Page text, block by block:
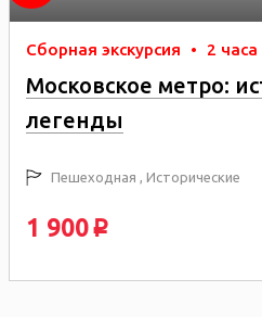
Сборная экскурсия • 2 часа
Московское метро:
легенды
Пешеходная , Исторические
1 900 p